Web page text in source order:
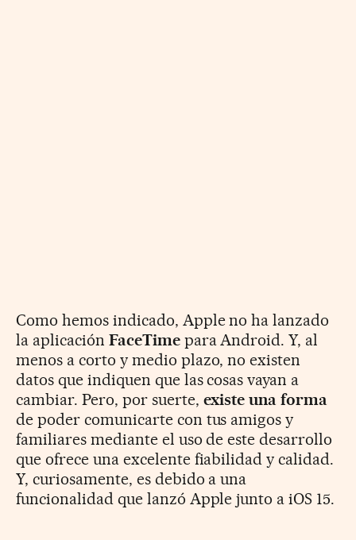
Como hemos indicado, Apple no ha lanzado
la aplicación FaceTimepara Android. Y, al
menos a corto y medio plazo, no existen
datos que indiquen que las cosas vayan a
cambiar. Pero, por suerte, existe una forma
de poder comunicarte con tus amigos y
familiares mediante el uso de este desarrollo
que ofrece una excelente fiabilidad y calidad.
Y, curiosamente, es debido a una
funcionalidad que lanzó Apple junto a iOS 15.